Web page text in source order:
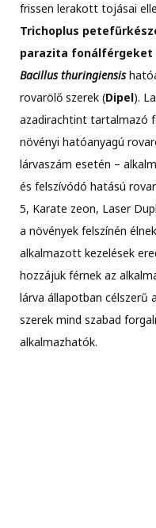
frissen lerakott tojásai
Trichoplus
parazita
Bacillus thuringiensis
rovarölő szerek (Dipel).
azadirachtint tartalmazó
növényi hatóanyagú
lárvaszám esetén –
és felszívódó hatású
5, Karate zeon, Laser
a növények felszínén
alkalmazott kezelések
hozzájuk férnek az
lárva állapotban célszerű
szerek mind szabad
alkalmazhatók.